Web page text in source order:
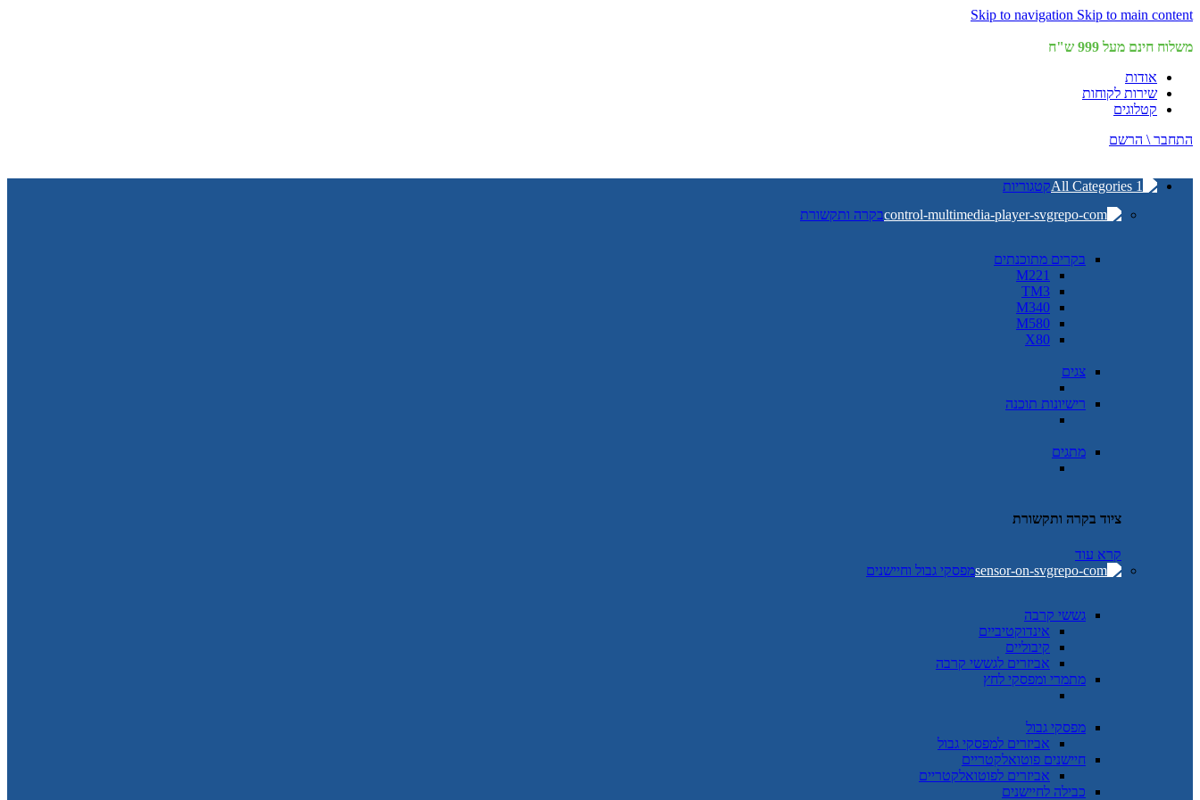
Skip to navigation Skip to main content
משלוח חינם מעל 999 ש"ח
אודות
שירות לקוחות
קטלוגים
התחבר \ הרשם
קטגוריות
בקרה ותקשורת
בקרים מתוכנתים
M221
TM3
M340
M580
X80
צגים
רישיונות תוכנה
מתגים
ציוד בקרה ותקשורת
קרא עוד
מפסקי גבול וחיישנים
גששי קרבה
אינדוקטיביים
קיבוליים
אביזרים לגששי קרבה
מתמרי ומפסקי לחץ
מפסקי גבול
אביזרים למפסקי גבול
חיישנים פוטואלקטריים
אביזרים לפוטואלקטריים
כבילה לחיישנים